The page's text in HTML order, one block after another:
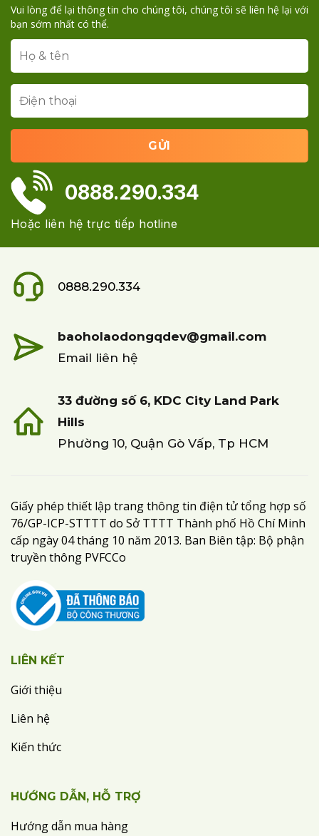
Vui lòng để lại thông tin cho chúng tôi, chúng tôi sẽ liên hệ lại với
bạn sớm nhất có thể.
0888.290.334
Hoặc liên hệ trực tiếp hotline
0888.290.334
baoholaodongqdev@gmail.com
Email liên hệ
33 đường số 6, KDC City Land Park
Hills
Phường 10, Quận Gò Vấp, Tp HCM
Giấy phép thiết lập trang thông tin điện tử tổng hợp số
76/GP-ICP-STTTT do Sở TTTT Thành phố Hồ Chí Minh
cấp ngày 04 tháng 10 năm 2013. Ban Biên tập: Bộ phận
truyền thông PVFCCo
LIÊN KẾT
Giới thiệu
Liên hệ
Kiến thức
HƯỚNG DẪN, HỖ TRỢ
Hướng dẫn mua hàng